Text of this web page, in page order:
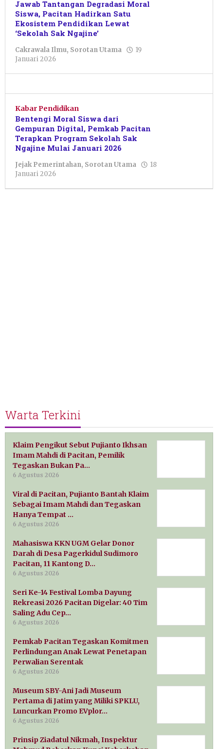
Jawab Tantangan Degradasi Moral
Siswa, Pacitan Hadirkan Satu
Ekosistem Pendidikan Lewat
‘Sekolah Sak Ngajine’
Cakrawala Ilmu, Sorotan Utama
19
Januari 2026
Cahyaningtias
Kabar Pendidikan
Bentengi Moral Siswa dari
Gempuran Digital, Pemkab Pacitan
Terapkan Program Sekolah Sak
Ngajine Mulai Januari 2026
Jejak Pemerintahan, Sorotan Utama
18
Januari 2026
Cahyaningtias
Warta Terkini
Klaim Pengikut Sebut Pujianto Ikhsan
Imam Mahdi di Pacitan, Pemilik
Tegaskan Bukan Pa…
6 Agustus 2026
Viral di Pacitan, Pujianto Bantah Klaim
Sebagai Imam Mahdi dan Tegaskan
Hanya Tempat …
6 Agustus 2026
Mahasiswa KKN UGM Gelar Donor
Darah di Desa Pagerkidul Sudimoro
Pacitan, 11 Kantong D…
6 Agustus 2026
Seri Ke-14 Festival Lomba Dayung
Rekreasi 2026 Pacitan Digelar: 40 Tim
Saling Adu Cep…
6 Agustus 2026
Pemkab Pacitan Tegaskan Komitmen
Perlindungan Anak Lewat Penetapan
Perwalian Serentak
6 Agustus 2026
Museum SBY-Ani Jadi Museum
Pertama di Jatim yang Miliki SPKLU,
Luncurkan Promo EVplor…
6 Agustus 2026
Prinsip Ziadatul Nikmah, Inspektur